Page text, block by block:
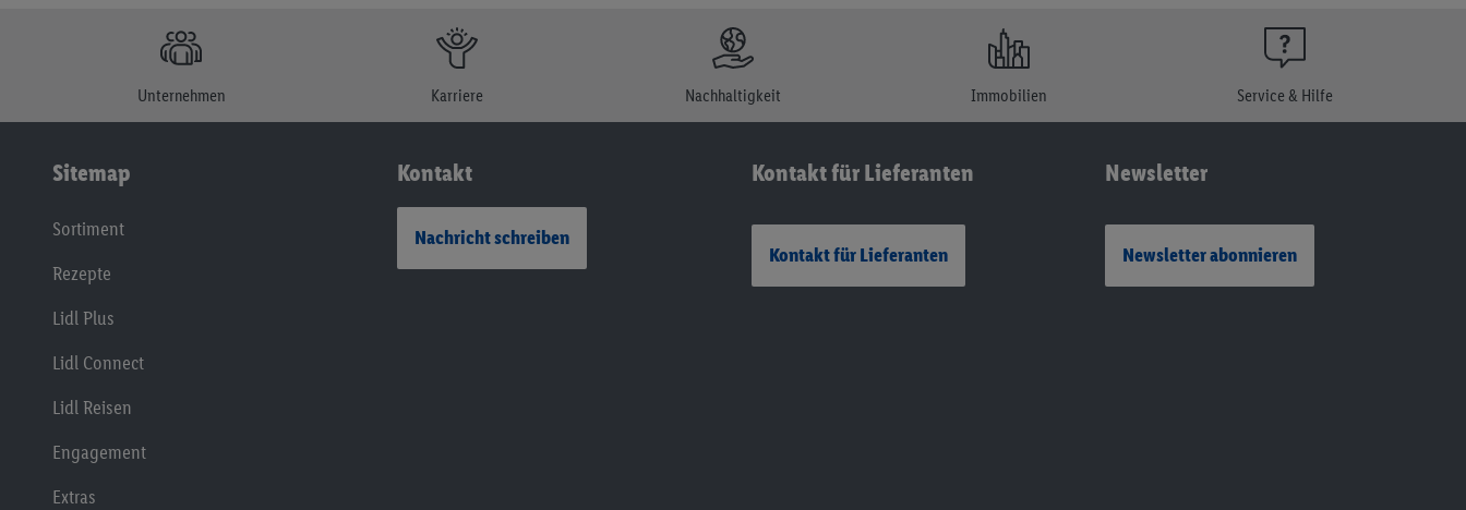
Unternehmen Karriere Nachhaltigkeit Immobilien Service & Hilfe
Sitemap
Sortiment
Rezepte
Lidl Plus
Lidl Connect
Lidl Reisen
Engagement
Extras
Kontakt
Nachricht schreiben
Kontakt für Lieferanten
Kontakt für Lieferanten
Newsletter
Newsletter abonnieren